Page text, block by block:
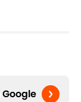
Google